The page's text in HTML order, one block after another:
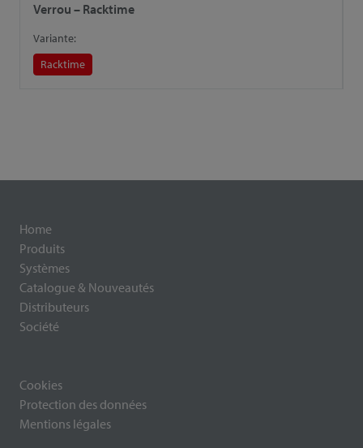
Verrou – Racktime
Variante:
Racktime
Home
Produits
Systèmes
Catalogue & Nouveautés
Distributeurs
Société
Cookies
Protection des données
Mentions légales